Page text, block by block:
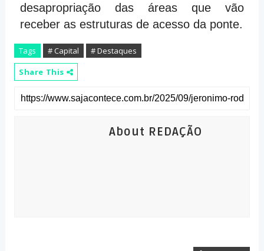
desapropriação das áreas que vão
receber as estruturas de acesso da ponte.
Tags # Capital
# Destaques
Share This
About REDAÇÃO